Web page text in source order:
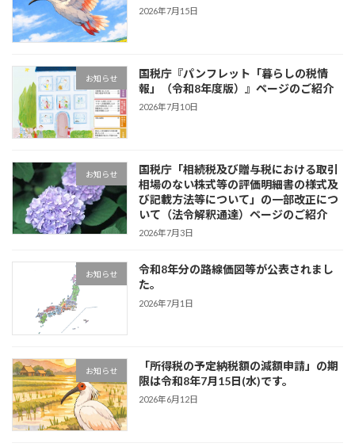
2026年7月15日
お知らせ
国税庁『パンフレット「暮らしの税情
報」（令和8年度版）』ページのご紹介
2026年7月10日
お知らせ
国税庁「相続税及び贈与税における取引
相場のない株式等の評価明細書の様式及
び記載方法等について」の一部改正につ
いて（法令解釈通達）ページのご紹介
2026年7月3日
お知らせ
令和8年分の路線価図等が公表されまし
た。
2026年7月1日
お知らせ
「所得税の予定納税額の減額申請」の期
限は令和8年7月15日(水)です。
2026年6月12日